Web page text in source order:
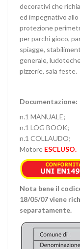
decorativi che
ed impegnativo
protezione
per parchi gioco,
spiagge,
generale,
pizzerie, sala feste.
Documentazione:
n.1 MANUALE;
n.1 LOG BOOK;
n.1 COLLAUDO;
Motore ESCLUSO.
Nota bene il
18/05/07 viene
separatamente.